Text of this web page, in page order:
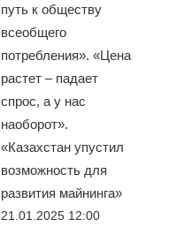
путь к обществу
всеобщего
потребления». «Цена
растет – падает
спрос, а у нас
наоборот».
«Казахстан упустил
возможность для
развития майнинга»
21.01.2025 12:00